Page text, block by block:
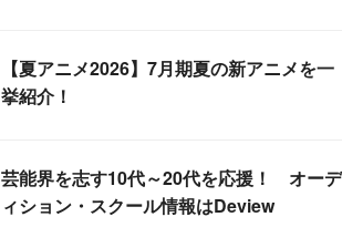
【夏アニメ2026】7月期夏の新アニメを一
挙紹介！
芸能界を志す10代～20代を応援！ オーデ
ィション・スクール情報はDeview